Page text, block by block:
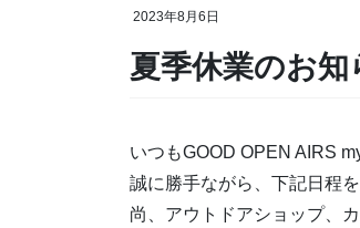
2023年8月6日
夏季休業のお知
いつもGOOD OPEN AIRS
誠に勝手ながら、下記日程
尚、アウトドアショップ、